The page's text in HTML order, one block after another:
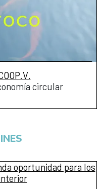
circular